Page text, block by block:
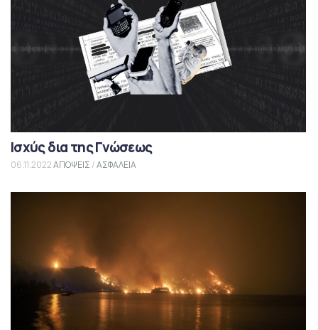
Ισχύς δια της Γνώσεως
06.11.2022ΑΠΟΨΕΙΣ /ΑΣΦΑΛΕΙΑ